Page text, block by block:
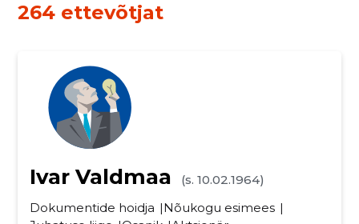
264 ettevõtjat
Ivar Valdmaa
(s. 10.02.1964)
Dokumentide hoidja
Nõukogu esimees